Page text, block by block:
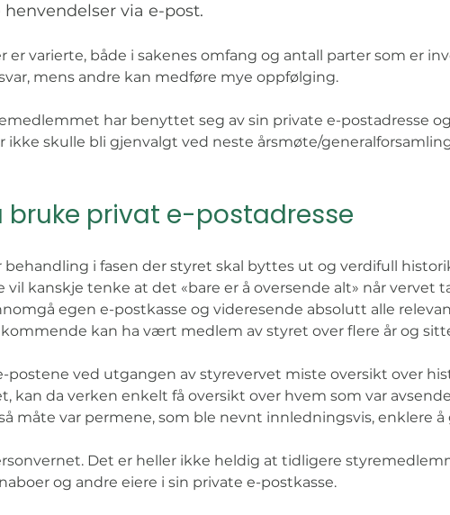
via e-post.
er varierte, både i sakenes omfang og antall parter som er
mens andre kan medføre mye oppfølging.
har benyttet seg av sin private e-postadresse
ikke skulle bli gjenvalgt ved neste årsmøte/
bruke privat e-postadresse
behandling i fasen der styret skal byttes ut og verdifull
kanskje tenke at det «bare er å oversende alt» når vervet
egen e-postkasse og videresende absolutt alle
kan ha vært medlem av styret over flere år og
postene ved utgangen av styrevervet miste oversikt over
kan da verken enkelt få oversikt over hvem som var
måte var permene, som ble nevnt innledningsvis, enklere
Det er heller ikke heldig at tidligere
og andre eiere i sin private e-postkasse.